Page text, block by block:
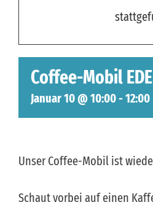
Coffee-Mobil
Januar 10 @ 10:00-12:00
Unser Coffee-Mobil ist
Schaut vorbei auf einen